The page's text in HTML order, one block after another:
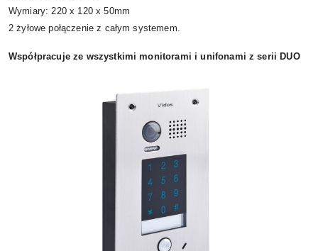
Wymiary: 220 x 120 x 50mm
2 żyłowe połączenie z całym systemem.
Współpracuje ze wszystkimi monitorami i unifonami z serii DUO